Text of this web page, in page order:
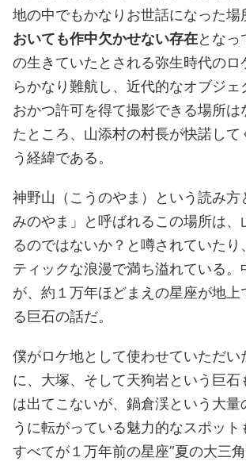
地の中でもかなりお世話になった場
おいても作中欠かせない存在となっ
の生きていたとされる弥生時代のロ
らかなり難航し、近代的なオブジェ
おかつ許可を得て撮影できる場所は
たところ、山添村の村長が快諾して
う経緯である。
神野山（こうのやま）という読み方
みのやま」と呼ばれるこの場所は、
るのではないか？と噂されていたり
ティックな浪漫で満ち溢れている。
が、約１万年ほどまえの星座が地上
る巨石の話だ。
僕がロケ地として使わせていただい
に、大塚、そして天狗岩という巨石
は出てこないが、鍋倉渓という大量
うに転がっている魅力的なスポット
すべてが１万年前の星座”夏の大三